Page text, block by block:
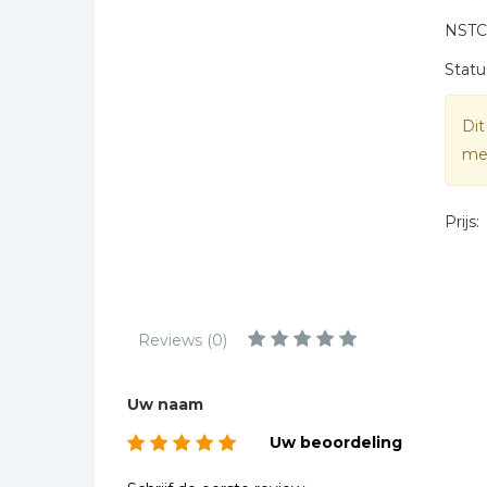
Taalstudie
Prijs:
Reviews (0)
Uw naam
Uw beoordeling